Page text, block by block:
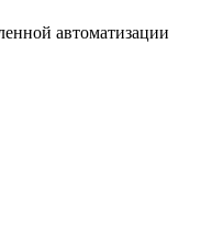
автоматизации